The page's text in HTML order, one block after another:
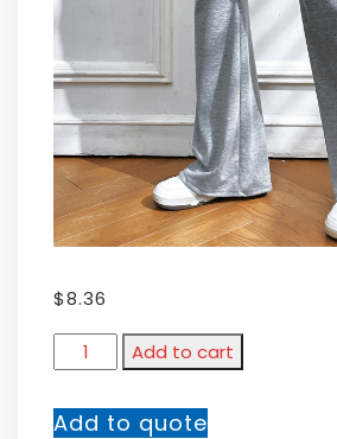
$8.36
Add to cart
Add to quote